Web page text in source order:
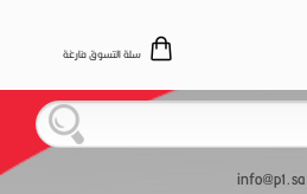
سلة التسوق فارغة
info@p1.sa